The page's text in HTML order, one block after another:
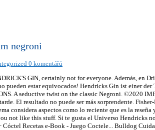
negroni
0 komentářů
ha querido proponer su maestra destiladora, Lesley Gracie. Coctelera Coctéles y Accesorios Profesional + Cóctel Recetas e-Book - Juego Coctele... Bulldog Cuidado Facial para Hombres - Crema Hidratante Original , 100 ml. Utilizamos cookies y herramientas similares para mejorar tu experiencia de compra, prestar nuestros servicios, entender cómo los utilizas para poder mejorarlos, y para mostrarte anuncios. Vista Color es una ginebra de aspecto limpio con detellos brillantes. Inculcado con extractos adicionales de quinina, ajenjo y flor de loto azul. La última versión de Hendricks destilería; Hendricks Gin Orbium utiliza los mismos ingredientes botánicos como el original, pero con la adición de quinina, ajenjo y azul flor de loto. Revisado en Alemania el 17 de enero de 2018. ¿Cómo definir Hendrick's Orbium Gin ? The addition of the blue lotus flower exquisitely balances the overall taste and the trio of essences combines to create a complex gin with a surprising lustre and a finish that is extraordinarily long. It is presented in the same pharmacist-style bottle that is already synonymous with HENDRICK'S, although in this case, it is a sumptuous dark blue, inspired by the essence of the blue lotus flower. The Hendrick's Gin Distillery Ltd, THE GIRVAN DISTILLERY, GIRVAN, KA26 9PT You can be the first! Página anterior de Productos patrocinados relacionados, Página siguiente de Productos patrocinados relacionados. In celebration of their partnership with the luxury retailer Harvey Nichols, Hendrick’s Gin have created a sensory immersive experience and are inviting customers to step into the weird and wonderful world of Orbium. please enjoy the unusual responsibly Pour all ingredients into a rocks glass over ice. It is almost certainly not for everyone, nor available forever. Watch bartenders tremble in fear as it is ordered, as a perfect NEGRONI marks you out as the distinguished cocktailier. latest report on Consumer Taste Preferences in Gin. Una vez que hayas visto páginas de detalles del producto, busca aquí la manera más fácil de navegar hasta las páginas en las que estás interesado. Usted no será decepcionado. Top Tip : Make ice cubes with cucumber pieces in them to get a consistent cucumber freshness in the drink. Hendrick's Orbium es una reinvención de la ginebra HENDRICK'S de la Maestra Destiladora, Lesley Gracie.Infusionada con los extractos de quinina, ajenjo y flor de loto azul, el resultado en una exquisita pero extraña ginebra que se asienta de forma circular en el paladar. Revisado en Italia